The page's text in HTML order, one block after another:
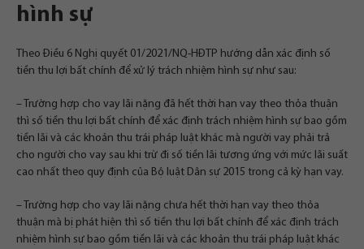
hình sự
Theo Điều 6 Nghị quyết 01/2021/NQ-HĐTP hướng dẫn xác định số
tiền thu lợi bất chính để xử lý trách nhiệm hình sự như sau:
– Trường hợp cho vay lãi nặng đã hết thời hạn vay theo thỏa thuận
thì số tiền thu lợi bất chính để xác định trách nhiệm hình sự bao gồm
tiền lãi và các khoản thu trái pháp luật khác mà người vay phải trả
cho người cho vay sau khi trừ đi số tiền lãi tương ứng với mức lãi suất
cao nhất theo quy định của Bộ luật Dân sự 2015 trong cả kỳ hạn vay.
– Trường hợp cho vay lãi nặng chưa hết thời hạn vay theo thỏa
thuận mà bị phát hiện thì số tiền thu lợi bất chính để xác định trách
nhiệm hình sự bao gồm tiền lãi và các khoản thu trái pháp luật khác